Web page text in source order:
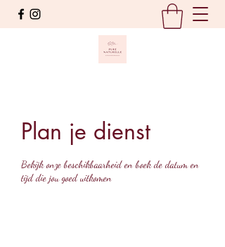
Plan je dienst
Bekijk onze beschikbaarheid en boek de datum en
tijd die jou goed uitkomen